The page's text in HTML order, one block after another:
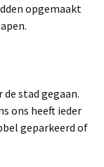
opgemaakt
de stad gegaan.
ons heeft ieder
geparkeerd of